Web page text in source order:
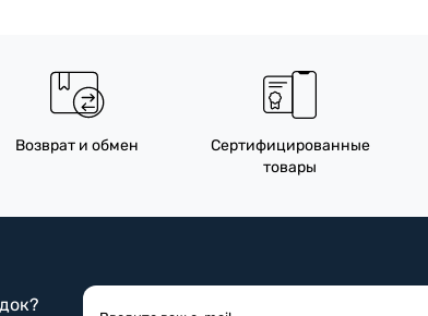
Возврат и обмен
Сертифицированные
товары